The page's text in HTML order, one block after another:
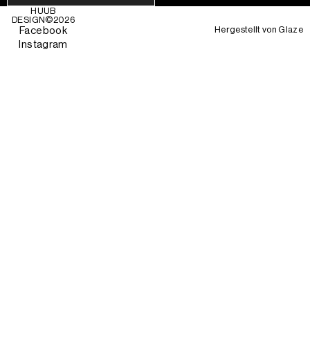
HUUB
DESIGN©2026
Facebook
Instagram
Hergestellt vonGlaze